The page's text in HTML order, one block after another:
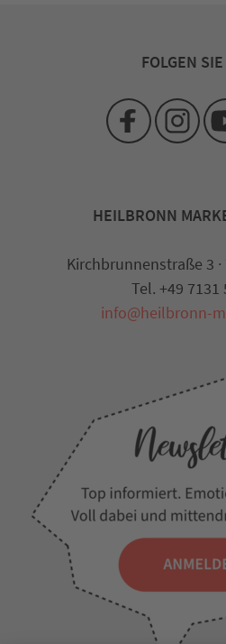
FOLGEN
HEILBRONN
Kirchbrunnenstraße 3
Tel. +49 7131
info@heilbronn-